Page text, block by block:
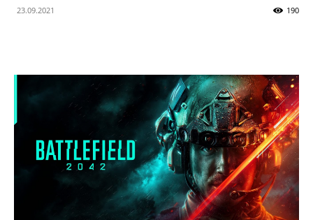
23.09.2021 190